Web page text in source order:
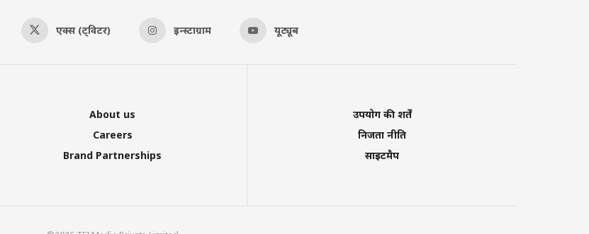
एक्स (ट्विटर) इन्स्टाग्राम यूट्यूब
About us
Careers
Brand Partnerships
उपयोग की शर्तें
निजता नीति
साइटमैप